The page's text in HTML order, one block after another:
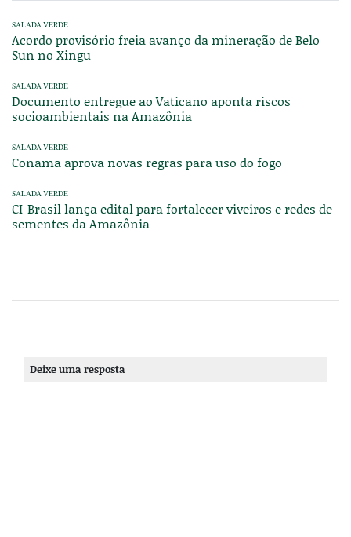
SALADA VERDE
Acordo provisório freia avanço da mineração de Belo
Sun no Xingu
SALADA VERDE
Documento entregue ao Vaticano aponta riscos
socioambientais na Amazônia
SALADA VERDE
Conama aprova novas regras para uso do fogo
SALADA VERDE
CI-Brasil lança edital para fortalecer viveiros e redes de
sementes da Amazônia
Deixe uma resposta